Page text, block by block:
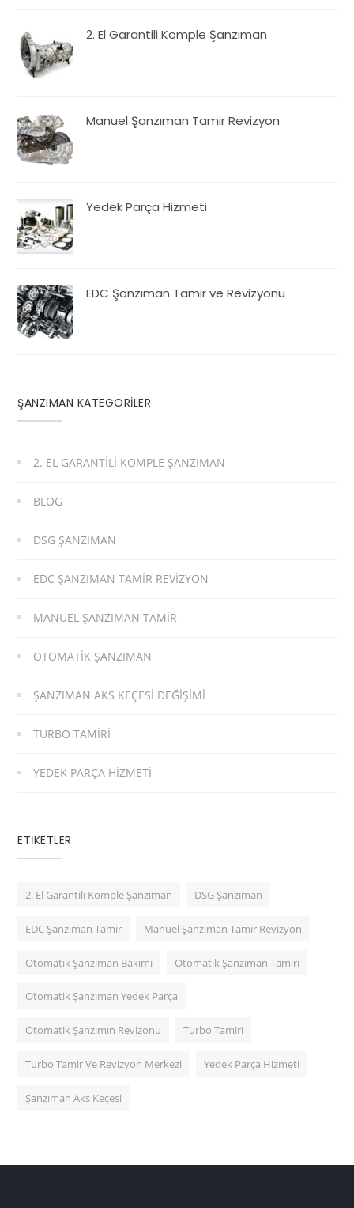
2. El Garantili Komple Şanzıman
Manuel Şanzıman Tamir Revizyon
Yedek Parça Hizmeti
EDC Şanzıman Tamir ve Revizyonu
ŞANZIMAN KATEGORİLER
2. EL GARANTILI KOMPLE ŞANZIMAN
BLOG
DSG ŞANZIMAN
EDC ŞANZIMAN TAMIR REVIZYON
MANUEL ŞANZIMAN TAMIR
OTOMATIK ŞANZIMAN
ŞANZIMAN AKS KEÇESI DEĞIŞIMI
TURBO TAMIRI
YEDEK PARÇA HIZMETI
ETIKETLER
2. El Garantili Komple Şanzıman DSG Şanzıman
EDC Şanzıman Tamir Manuel Şanzıman Tamir Revizyon
Otomatik Şanzıman Bakımı Otomatik Şanzıman Tamiri
Otomatik Şanzıman Yedek Parça
Otomatik Şanzımın Revizonu Turbo Tamiri
Turbo Tamir Ve Revizyon Merkezi Yedek Parça Hizmeti
Şanzıman Aks Keçesi